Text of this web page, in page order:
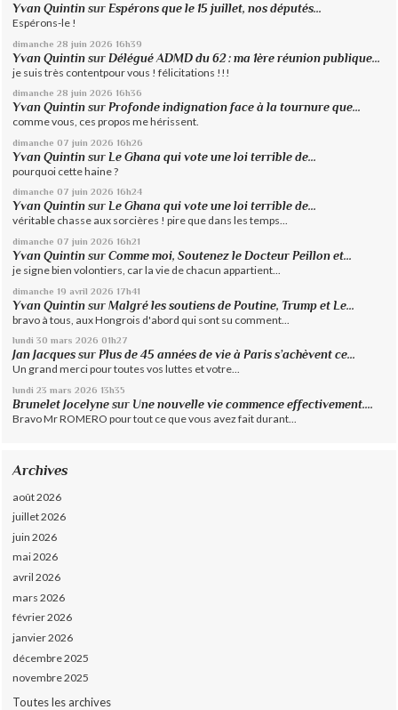
Yvan Quintin surEspérons que le 15 juillet, nos députés...
Espérons-le !
dimanche 28 juin 2026 16h39
Yvan Quintin surDélégué ADMD du 62 : ma 1ère réunion publique...
je suis très contentpour vous ! félicitations !!!
dimanche 28 juin 2026 16h36
Yvan Quintin surProfonde indignation face à la tournure que...
comme vous, ces propos me hérissent.
dimanche 07 juin 2026 16h26
Yvan Quintin sur Le Ghana qui vote une loi terrible de...
pourquoi cette haine ?
dimanche 07 juin 2026 16h24
Yvan Quintin surLe Ghana qui vote une loi terrible de...
véritable chasse aux sorcières ! pire que dans les temps...
dimanche 07 juin 2026 16h21
Yvan Quintin surComme moi, Soutenez le Docteur Peillon et...
je signe bien volontiers, car la vie de chacun appartient...
dimanche 19 avril 2026 17h41
Yvan Quintin surMalgré les soutiens de Poutine, Trump et Le...
bravo à tous, aux Hongrois d'abord qui sont su comment...
lundi 30 mars 2026 01h27
Jan Jacques surPlus de 45 années de vie à Paris s’achèvent ce...
Un grand merci pour toutes vos luttes et votre...
lundi 23 mars 2026 13h35
Brunelet Jocelyne sur Une nouvelle vie commence effectivement....
Bravo Mr ROMERO pour tout ce que vous avez fait durant...
Archives
août 2026
juillet 2026
juin 2026
mai 2026
avril 2026
mars 2026
février 2026
janvier 2026
décembre 2025
novembre 2025
Toutes les archives